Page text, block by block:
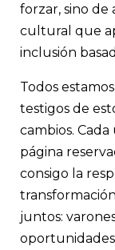
forzar, sino de
cultural que
inclusión
Todos
testigos de
cambios.
página
consigo la
juntos: